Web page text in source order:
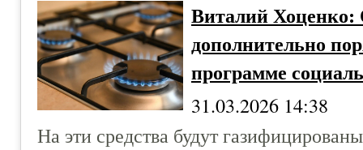
Виталий Хоценко:
дополнительно
программе
31.03.2026 14:38
На эти средства будут